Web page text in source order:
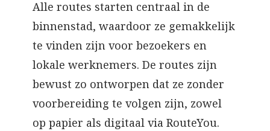
Alle routes starten centraal in de
binnenstad, waardoor ze gemakkelijk
te vinden zijn voor bezoekers en
lokale werknemers. De routes zijn
bewust zo ontworpen dat ze zonder
voorbereiding te volgen zijn, zowel
op papier als digitaal via RouteYou.